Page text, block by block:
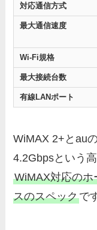
対応通信方式
最大通信速度
Wi-Fi規格
最大接続台数
有線LANポート
WiMAX 2+とau
4.2Gbpsという
WiMAX対応の
スのスペックで